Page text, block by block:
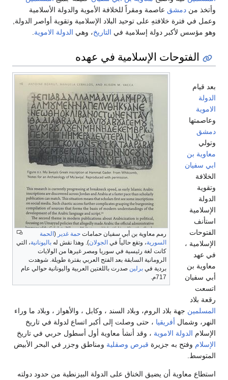
وأتخذ من دمشق عاصمة ومقراً للخلافة الأموية والدولة الأسلامية
وعمل في فترة خلافتهِ على توحيد البلاد الإسلامية وتقوية أواصر الدولة,
وهو مؤسس لأكبر دولة إسلامية في التاريخ، وهي الدولة الاموية.
الفتوحات الإسلامية في عهده
رمم معاوية بن أبي سفيان حمامات حمة غدير ( الحمة
السورية، وتقع حالياً في الجولان). وهذا نقش له باليونانية، التي
كانت لغة رئيسية في سوريا ومصر غيرها من الولايات
الرومانية السابقة بعد الفتح العربي بفترة طويلة. شوهدت
بردية في برلين صدرت باللغتين العربية واليونانية حوالي عام
717م.
بعد قيام
الدولة
الاموية
وعاصمتها
دمشق
وتولي
معاوية بن
ابي سفيان
الخلافة
وتقوية
الدولة
الإسلامية
استأنف
الفتوحات
الإسلامية ،
في عهد
معاوية بن
أبي سفيان
اتسعت
رقعة بلاد
المسلمين جهة بلاد الروم، وبلاد السند ، وكابل ، والأهواز ، وبلاد ما وراء
النهر، وشمال أفريقيا ، حتى وصلت إلى أكبر اتساع لدولة في تاريخ
الإسلام الدولة الاموية ، وقد أنشأ معاوية أول أسطول حربي في تاريخ
الإسلام وفتح به جزيرة قبرص وصقلية ومناطق وجزر في البحر الأبيض
المتوسط.
استطاع معاوية أن يضيق الخناق على الدولة البيزنطية من حدود دولته